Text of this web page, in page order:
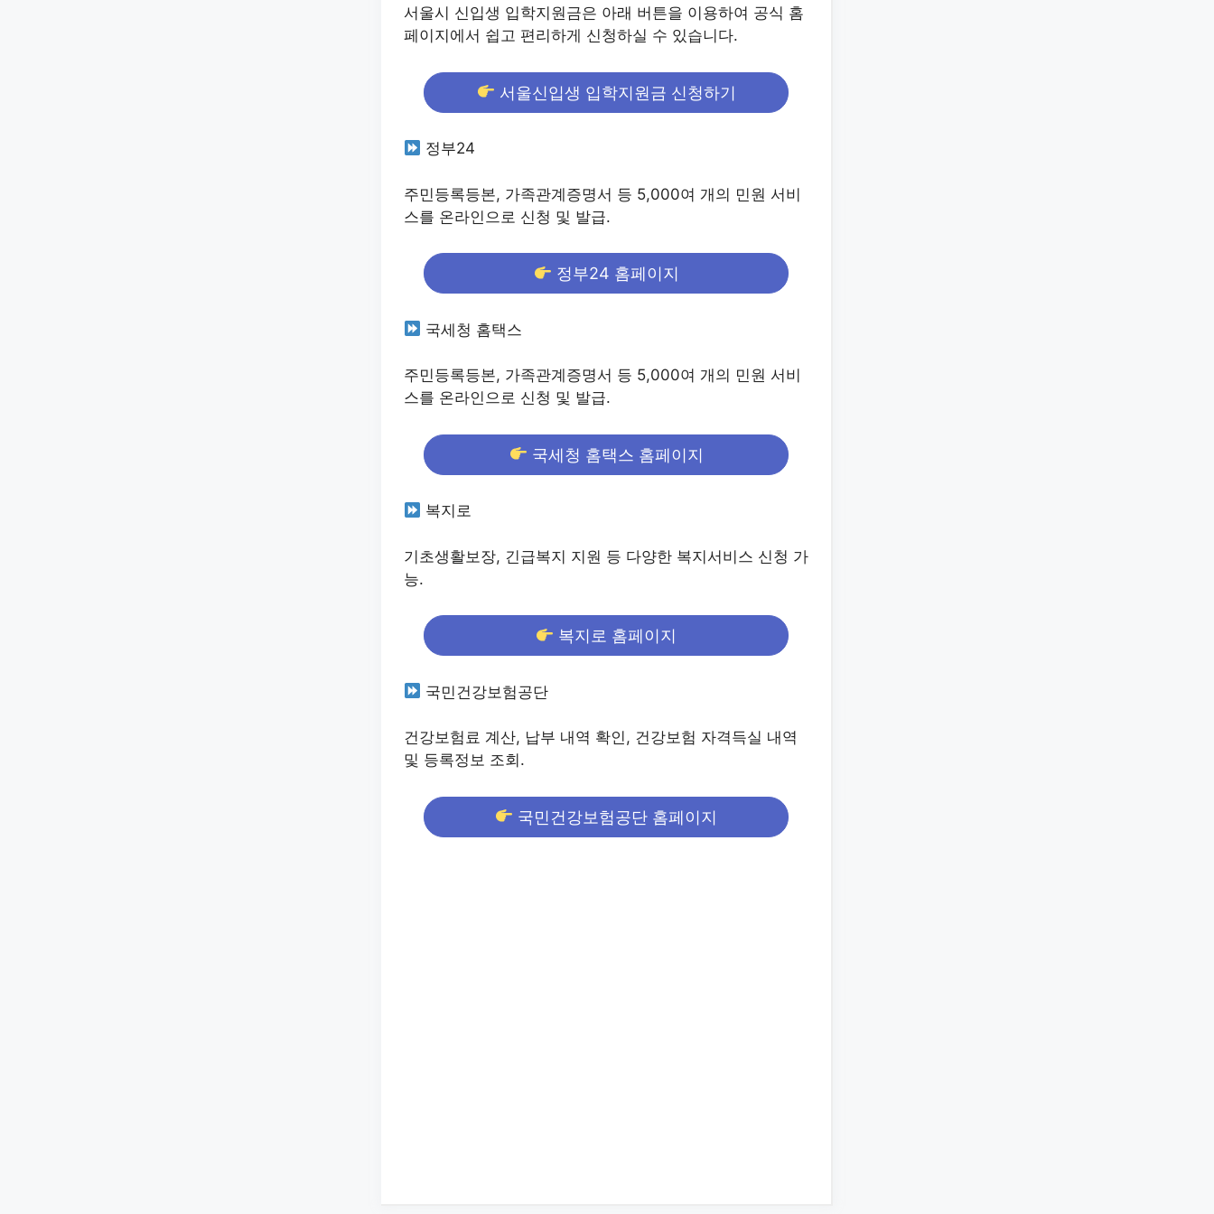
서울시 신입생 입학지원금은 아래 버튼을 이용하여 공식 홈
페이지에서 쉽고 편리하게 신청하실 수 있습니다.
서울신입생 입학지원금 신청하기
정부24
주민등록등본, 가족관계증명서 등 5,000여 개의 민원 서비
스를 온라인으로 신청 및 발급.
정부24 홈페이지
국세청 홈택스
주민등록등본, 가족관계증명서 등 5,000여 개의 민원 서비
스를 온라인으로 신청 및 발급.
국세청 홈택스 홈페이지
복지로
기초생활보장, 긴급복지 지원 등 다양한 복지서비스 신청 가
능.
복지로 홈페이지
국민건강보험공단
건강보험료 계산, 납부 내역 확인, 건강보험 자격득실 내역
및 등록정보 조회.
국민건강보험공단 홈페이지